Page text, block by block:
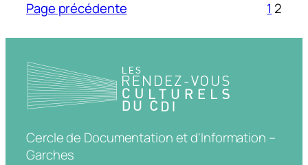
Page précédente 1 2
Cercle de Documentation et d'Information –
Garches